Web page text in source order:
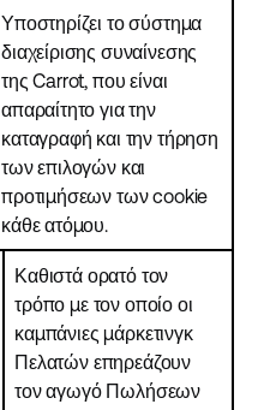
Υποστηρίζει το σύστημα
διαχείρισης συναίνεσης
της Carrot, που είναι
απαραίτητο για την
καταγραφή και την τήρηση
των επιλογών και
προτιμήσεων των cookie
κάθε ατόμου.
Καθιστά ορατό τον
τρόπο με τον οποίο οι
καμπάνιες μάρκετινγκ
Πελατών επηρεάζουν
τον αγωγό Πωλήσεων